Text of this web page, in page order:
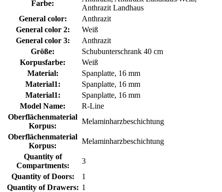
Farbe:
Anthrazit Landhaus
General color:
Anthrazit
General color 2:
Weiß
General color 3:
Anthrazit
Größe:
Schubunterschrank 40 cm
Korpusfarbe:
Weiß
Material:
Spanplatte, 16 mm
Material1:
Spanplatte, 16 mm
Material1:
Spanplatte, 16 mm
Model Name:
R-Line
Oberflächenmaterial
Korpus:
Melaminharzbeschichtung
Oberflächenmaterial
Korpus:
Melaminharzbeschichtung
Quantity of
Compartments:
3
Quantity of Doors:
1
Quantity of Drawers: 1